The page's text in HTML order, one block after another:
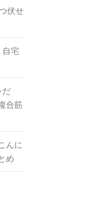
伏せ
宅
だ
合筋
んに
め